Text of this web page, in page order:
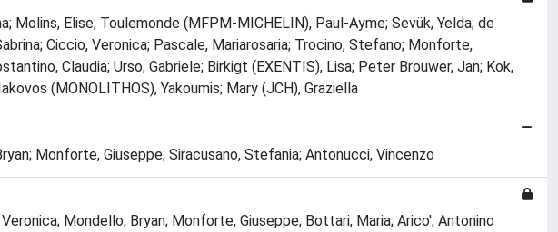
Molins, Elise; Toulemonde (MFPM-MICHELIN), Paul-Ayme; Sevük, Yelda; de
Ciccio, Veronica; Pascale, Mariarosaria; Trocino, Stefano; Monforte,
Claudia; Urso, Gabriele; Birkigt (EXENTIS), Lisa; Peter Brouwer, Jan; Kok,
(MONOLITHOS), Yakoumis; Mary (JCH), Graziella
Monforte, Giuseppe; Siracusano, Stefania; Antonucci, Vincenzo
Mondello, Bryan; Monforte, Giuseppe; Bottari, Maria; Arico', Antonino